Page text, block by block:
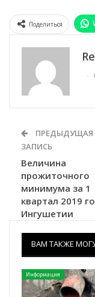
Поделиться
ПРЕДЫДУЩАЯ
ЗАПИСЬ
Величина
прожиточного
минимума за 1
квартал 2019
Ингушетии
ВАМ ТАКЖЕ
Информация